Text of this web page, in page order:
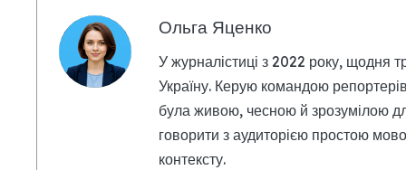
Ольга Яценко
У журналістиці з 2022 року, щодня
Україну. Керую командою
була живою, чесною й зрозумілою
говорити з аудиторією простою
контексту.